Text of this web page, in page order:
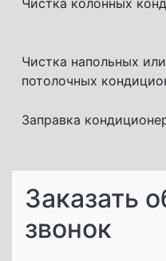
Чистка колонных
Чистка напольных или
потолочных
Заправка
Заказать
звонок